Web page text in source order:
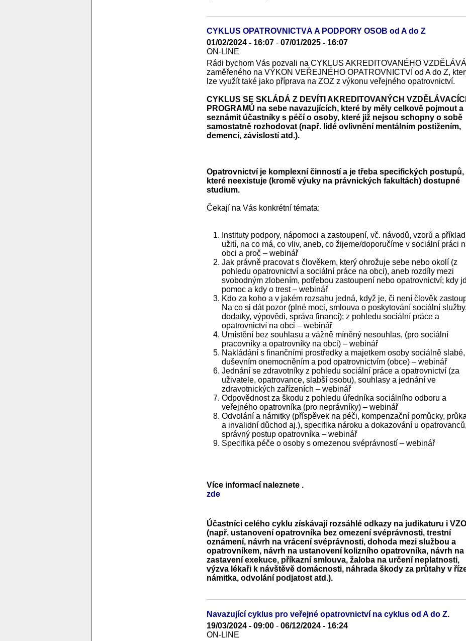
CYKLUS OPATROVNICTVÁ A PODPORY OSOB od A do Z
01/02/2024 - 16:07 - 07/01/2025 - 16:07
ON-LINE
Rádi bychom Vás pozvali na CYKLUS AKREDITOVANÉHO
zaměřeného na VÝKON VEŘEJNÉHO OPATROVNICTVÍ od A do Z,
lze využít také jako příprava na ZOZ z výkonu veřejného opatrovnictví.
CYKLUS SE SKLÁDÁ Z DEVÍTI AKREDITOVANÝCH
PROGRAMŮ na sebe navazujících, které by měly celkově pojmout a
seznámit účastníky s péčí o osoby, které již nejsou schopny o sobě
samostatně rozhodovat (např. lidé ovlivnění mentálním postižením,
demencí, závislostí atd.).
Opatrovnictví je komplexní činností a je třeba specifických postupů,
které neexistuje (kromě výuky na právnických fakultách) dostupné
studium.
Čekají na Vás konkrétní témata:
Instituty podpory, nápomoci a zastoupení, vč. návodů, vzorů a
užití, na co má, co vliv, aneb, co žijeme/doporučíme v sociální práci
obci a proč – webinář
Jak právně pracovat s člověkem, který ohrožuje sebe nebo okolí (z
pohledu opatrovnictví a sociální práce na obci), aneb rozdíly mezi
svobodným zlobením, potřebou zastoupení nebo opatrovnictví; kdy
pomoc a kdy o trest – webinář
Kdo za koho a v jakém rozsahu jedná, když je, či není člověk
Na co si dát pozor (plné moci, smlouva o poskytování sociální služby,
dodatky, výpovědi, správa financí); z pohledu sociální práce a
opatrovnictví na obci – webinář
Umístění bez souhlasu a vážně míněný nesouhlas, (pro sociální
pracovníky a opatrovníky na obci) – webinář
Nakládání s finančními prostředky a majetkem osoby sociálně
duševním onemocněním a pod opatrovnictvím (obce) – webinář
Jednání se zdravotníky z pohledu sociální práce a opatrovnictví (za
uživatele, opatrovance, slabší osobu), souhlasy a jednání ve
zdravotnických zařízeních – webinář
Odpovědnost za škodu z pohledu úředníka sociálního odboru a
veřejného opatrovníka (pro neprávníky) – webinář
Odvolání a námitky (příspěvek na péči, kompenzační pomůcky,
a invalidní důchod aj.), specifika nároku a dokazování u opatrovanců,
správný postup opatrovníka – webinář
Specifika péče o osoby s omezenou svéprávností – webinář
Více informací naleznete
zde
.
Účastníci celého cyklu získávají rozsáhlé odkazy na judikaturu i
(např. ustanovení opatrovníka bez omezení svéprávnosti, trestní
oznámení, návrh na vrácení svéprávnosti, dohoda mezi službou a
opatrovníkem, návrh na ustanovení kolizního opatrovníka, návrh na
zastavení exekuce, příkazní smlouva, žaloba na určení neplatnosti,
výzva lékaři k návštěvě domácnosti, náhrada škody za průtahy v
námitka, odvolání podjatost atd.).
Navazující cyklus pro veřejné opatrovnictví na cyklus od A do Z.
19/03/2024 - 09:00 - 06/12/2024 - 16:24
ON-LINE